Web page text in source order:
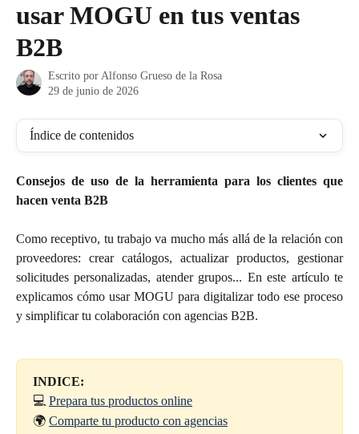
usar MOGU en tus ventas
B2B
Escrito por Alfonso Grueso de la Rosa
29 de junio de 2026
Índice de contenidos
Consejos de uso de la herramienta para los clientes que
hacen venta B2B
Como receptivo, tu trabajo va mucho más allá de la relación con
proveedores: crear catálogos, actualizar productos, gestionar
solicitudes personalizadas, atender grupos... En este artículo te
explicamos cómo usar MOGU para digitalizar todo ese proceso
y simplificar tu colaboración con agencias B2B.
INDICE:
💻 Prepara tus productos online
🌍 Comparte tu producto con agencias